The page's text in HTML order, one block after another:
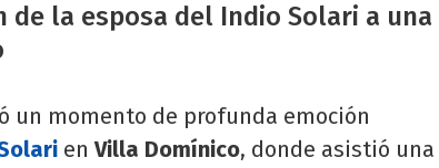
de la esposa del Indio Solari a una
un momento de profunda emoción
en Villa Domínico, donde asistió una